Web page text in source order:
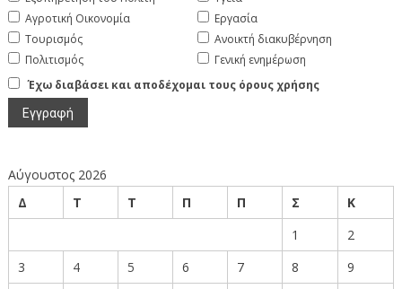
Αγροτική Οικονομία
Τουρισμός
Πολιτισμός
Εργασία
Ανοικτή διακυβέρνηση
Γενική ενημέρωση
Έχω διαβάσει και αποδέχομαι τους όρους χρήσης
Αύγουστος 2026
Δ
Τ Τ Π Π Σ
Κ
1
2
3
4 5 6 7 8
9